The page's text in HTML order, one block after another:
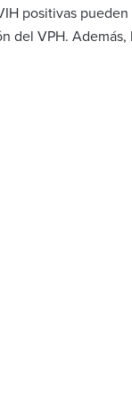
positivas
del VPH. Además,